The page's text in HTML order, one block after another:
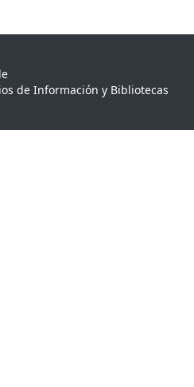
de Información y Bibliotecas